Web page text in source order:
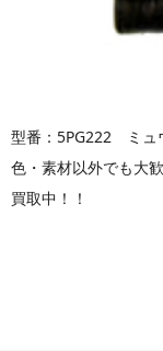
型番：5PG222 ミュ
色・素材以外でも大
買取中！！